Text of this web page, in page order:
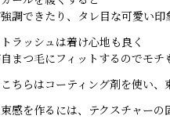
調できたり、タレ目な可愛い印
ラッシュは着け心地も良く
まつ毛にフィットするのでモチ
ちらはコーティング剤を使い
感を作るには、テクスチャー